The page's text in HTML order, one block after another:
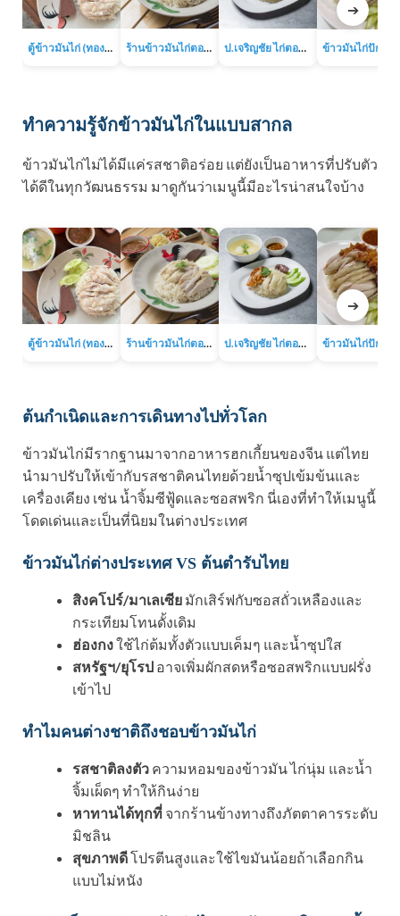
ตู้ข้าวมันไก่ (ทองหล่อ) ร้านข้าวมันไก่ตอนเจ๊เส่ย (ถนนลาดพร้าว-วังหิน) ป.เจริญชัย ไก่ตอน (ถนนประชาราษฎร์บำเพ็ญ 13)
➔
ทำความรู้จักข้าวมันไก่ในแบบสากล
ข้าวมันไก่ไม่ได้มีแค่รสชาติอร่อย แต่ยังเป็นอาหารที่ปรับตัว
ได้ดีในทุกวัฒนธรรม มาดูกันว่าเมนูนี้มีอะไรน่าสนใจบ้าง
ตู้ข้าวมันไก่ (ทองหล่อ) ร้านข้าวมันไก่ตอนเจ๊เส่ย (ถนนลาดพร้าว-วังหิน) ป.เจริญชัย ไก่ตอน (ถนนประชาราษฎร์บำเพ็ญ 13)
➔
ต้นกำเนิดและการเดินทางไปทั่วโลก
ข้าวมันไก่มีรากฐานมาจากอาหารฮกเกี้ยนของจีน แต่ไทย
นำมาปรับให้เข้ากับรสชาติคนไทยด้วยน้ำซุปเข้มข้นและ
เครื่องเคียง เช่น น้ำจิ้มซีฟู้ดและซอสพริก นี่เองที่ทำให้เมนูนี้
โดดเด่นและเป็นที่นิยมในต่างประเทศ
ข้าวมันไก่ต่างประเทศ VS ต้นตำรับไทย
สิงคโปร์/มาเลเซีย มักเสิร์ฟกับซอสถั่วเหลืองและ
กระเทียมโทนดั้งเดิม
ฮ่องกงใช้ไก่ต้มทั้งตัวแบบเค็มๆ และน้ำซุปใส
สหรัฐฯ/ยุโรป อาจเพิ่มผักสดหรือซอสพริกแบบฝรั่ง
เข้าไป
ทำไมคนต่างชาติถึงชอบข้าวมันไก่
รสชาติลงตัว ความหอมของข้าวมัน ไก่นุ่ม และน้ำ
จิ้มเผ็ดๆ ทำให้กินง่าย
หาทานได้ทุกที่ จากร้านข้างทางถึงภัตตาคารระดับ
มิชลิน
สุขภาพดีโปรตีนสูงและใช้ไขมันน้อยถ้าเลือกกิน
แบบไม่หนัง